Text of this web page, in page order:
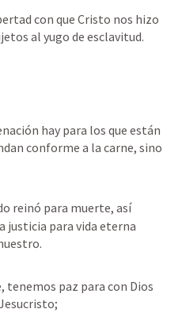
con que Cristo nos hizo
al yugo de esclavitud.
hay para los que están
conforme a la carne, sino
reinó para muerte, así
justicia para vida eterna
tenemos paz para con Dios